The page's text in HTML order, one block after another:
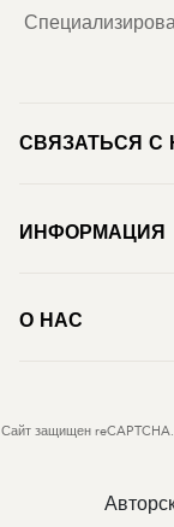
СВЯЗАТЬСЯ С
ИНФОРМАЦИЯ
О НАС
Сайт защищен reCAPTCHA.